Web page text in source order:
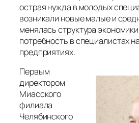
острая нужда в молодых
возникали новые малые и
менялась структура
потребность в специалистах
предприятиях.
Первым
директором
Миасского
филиала
Челябинского